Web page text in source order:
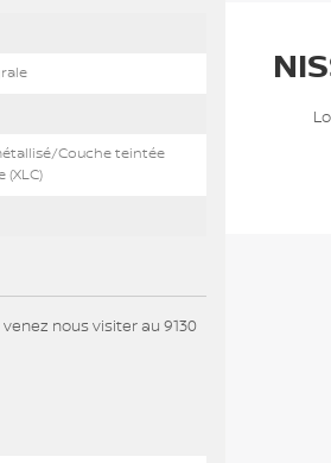
Couche teintée
(XLC)
nous visiter au 9130